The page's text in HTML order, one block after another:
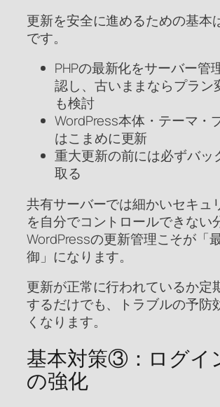
更新を安全に進めるための基本
です。
PHPの最新化をサーバー管
認し、古いままならプラン
も検討
WordPress本体・テーマ・
はこまめに更新
重大更新の前には必ずバッ
取る
共有サーバーでは細かいセキュ
を自分でコントロールできない
WordPressの更新管理こそが「
御」になります。
更新が正常に行われているか定
するだけでも、トラブルの予防
くなります。
基本対策③：ログイ
の強化